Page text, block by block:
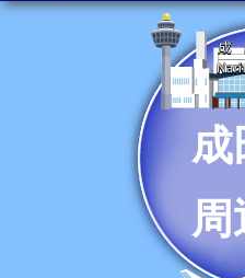
成